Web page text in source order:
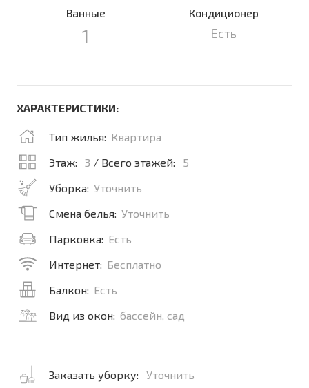
Ванные
1
Кондиционер
Есть
ХАРАКТЕРИСТИКИ:
Тип жилья: Квартира
Этаж:
3 / Всего этажей:
5
Уборка: Уточнить
Смена белья: Уточнить
Парковка: Есть
Интернет: Бесплатно
Балкон: Есть
Вид из окон: бассейн, сад
Заказать уборку:
Уточнить